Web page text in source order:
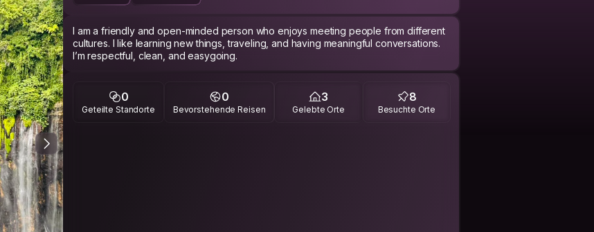
I am a friendly and open-minded person who enjoys meeting people from different
cultures. I like learning new things, traveling, and having meaningful conversations.
I’m respectful, clean, and easygoing.
0
Geteilte Standorte
0
Bevorstehende Reisen
3
Gelebte Orte
8
Besuchte Orte